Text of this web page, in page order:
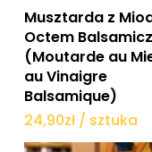
Dodaj do
Musztarda z
Octem
(Moutarde au
au Vinaigre
Balsamique)
24,90zł / sztuka